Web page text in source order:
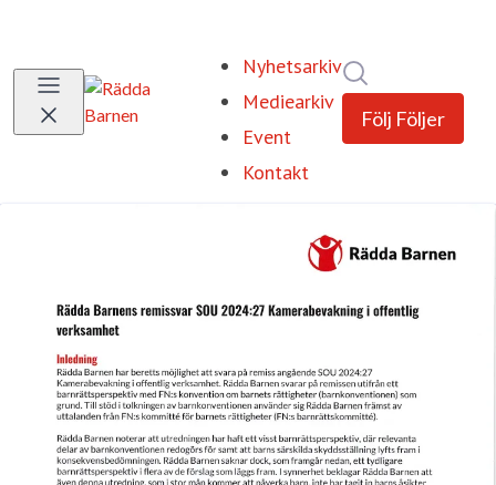
Nyhetsarkiv
Mediearkiv
Event
Kontakt
Följ Följer